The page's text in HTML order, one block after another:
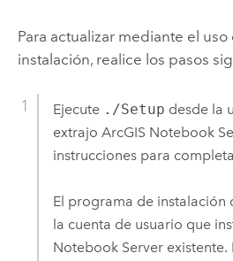
Para actualizar mediante el
instalación, realice los pasos
Ejecute ./Setup desde la
extrajo ArcGIS Notebook
instrucciones para
El programa de instalación
la cuenta de usuario que
Notebook Serverexistente.